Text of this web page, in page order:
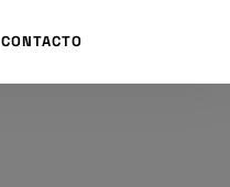
CONTACTO